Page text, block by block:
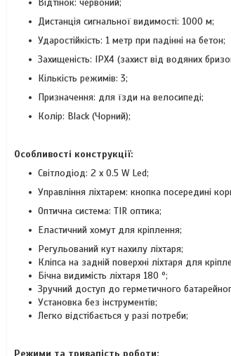
Відтінок: червоний;
Дистанція сигнальної видимості: 1000 м;
Ударостійкість: 1 метр при падінні на бетон;
Захищеність: IPX4 (захист від водяних
Кількість режимів: 3;
Призначення: для їзди на велосипеді;
Колір: Black (Чорний);
Особливості конструкції:
Світлодіод: 2 х 0.5 W Led;
Управління ліхтарем: кнопка посередині
Оптична система: TIR оптика;
Еластичний хомут для кріплення;
Регульований кут нахилу ліхтаря;
Кліпса на задній поверхні ліхтаря для
Бічна видимість ліхтаря 180 º;
Зручний доступ до герметичного
Установка без інструментів;
Легко відстібається у разі потреби;
Режими та тривалість роботи: